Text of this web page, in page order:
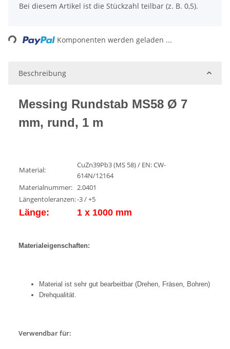
Bei diesem Artikel ist die Stückzahl teilbar (z. B. 0,5).
Komponenten werden geladen ...
Beschreibung
Messing Rundstab MS58 Ø 7
mm, rund, 1 m
Material:
CuZn39Pb3 (MS 58) / EN: CW-
614N/12164
Materialnummer: 2.0401
Längentoleranzen:-3 / +5
Länge: 1 x 1000 mm
Materialeigenschaften:
Material ist sehr gut bearbeitbar (Drehen, Fräsen, Bohren)
Drehqualität.
Verwendbar für: